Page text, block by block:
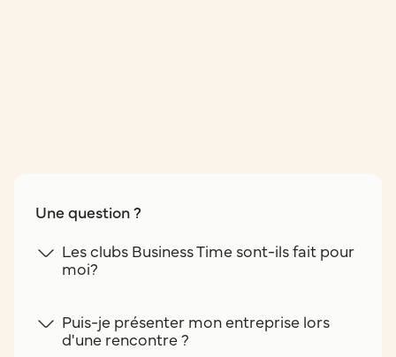
Une question ?
Les clubs Business Time sont-ils fait pour
moi?
Puis-je présenter mon entreprise lors
d'une rencontre ?